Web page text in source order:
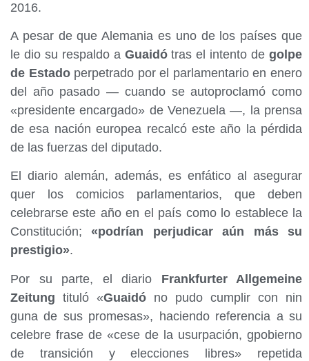
2016.
A pesar de que Alemania es uno de los países que
le dio su respaldo a Guaidótras el intento de golpe
de Estadoperpetrado por el parlamentario en enero
del año pasado — cuando se autoproclamó como
«presidente encargado» de Venezuela —, la prensa
de esa nación europea recalcó este año la pérdida
de las fuerzas del diputado.
El diario alemán, además, es enfático al asegurar
quer los comicios parlamentarios, que deben
celebrarse este año en el país como lo establece la
Constitución; «podrían perjudicar aún más su
prestigio».
Por su parte, el diario Frankfurter Allgemeine
Zeitung tituló «Guaidó no pudo cumplir con nin
guna de sus promesas», haciendo referencia a su
celebre frase de «cese de la usurpación, gpobierno
de transición y elecciones libres» repetida